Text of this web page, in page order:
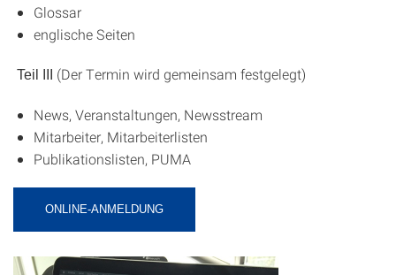
Glossar
englische Seiten
Teil III (Der Termin wird gemeinsam festgelegt)
News, Veranstaltungen, Newsstream
Mitarbeiter, Mitarbeiterlisten
Publikationslisten, PUMA
ONLINE-ANMELDUNG